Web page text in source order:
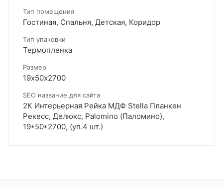
Тип помещения
Гостиная, Спальня, Детская, Коридор
Тип упаковки
Термопленка
Размер
19х50х2700
SEO название для сайта
2К Интерьерная Рейка МДФ Stella Планкен
Рекесс, Делюкс, Palomino (Паломино),
19*50*2700, (уп.4 шт.)